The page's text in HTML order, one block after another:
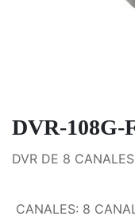
DVR-108G-
DVR DE 8
CANALES: 8